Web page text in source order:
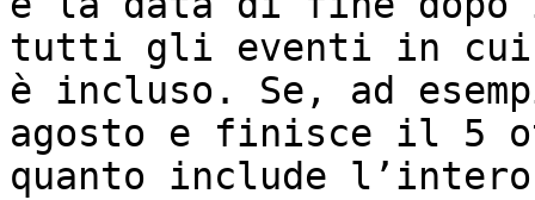
tutti gli eventi in cui
è incluso. Se, ad
agosto e finisce il 5
quanto include